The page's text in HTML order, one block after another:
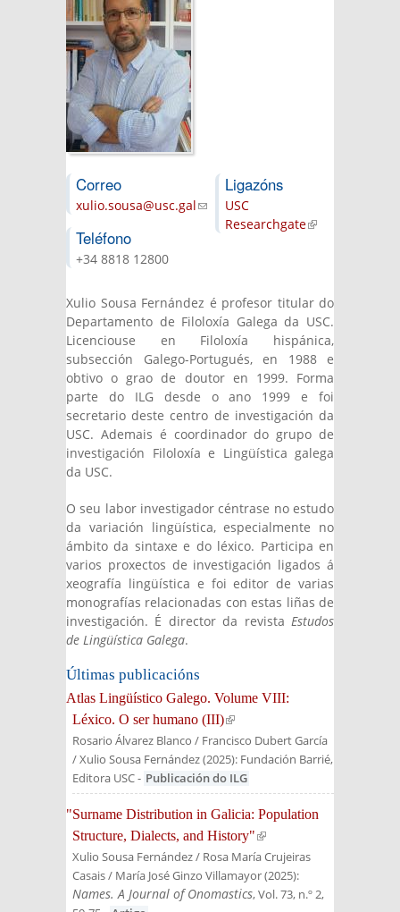
Correo
xulio.sousa@usc.gal(link sends e-mail)
Teléfono
+34 8818 12800
Ligazóns
USC
Researchgate(link is
Xulio Sousa Fernández é profesor titular do
Departamento de Filoloxía Galega da USC.
Licenciouse en Filoloxía hispánica,
subsección Galego-Portugués, en 1988 e
obtivo o grao de doutor en 1999. Forma
parte do ILG desde o ano 1999 e foi
secretario deste centro de investigación da
USC. Ademais é coordinador do grupo de
investigación Filoloxía e Lingüística galega
da USC.
O seu labor investigador céntrase no estudo
da variación lingüística, especialmente no
ámbito da sintaxe e do léxico. Participa en
varios proxectos de investigación ligados á
xeografía lingüística e foi editor de varias
monografías relacionadas con estas liñas de
investigación. É director da revista Estudos
de Lingüística Galega.
Últimas publicacións
Atlas Lingüístico Galego. Volume VIII:
Léxico. O ser humano (III)(link is external)
Rosario Álvarez Blanco / Francisco Dubert García
/ Xulio Sousa Fernández(2025): Fundación Barrié,
Editora USC- Publicación do ILG
"Surname Distribution in Galicia: Population
Structure, Dialects, and History"(link is
external)
Xulio Sousa Fernández / Rosa María Crujeiras
Casais / María José Ginzo Villamayor(2025):
Names. A Journal of Onomastics, Vol. 73, n.º 2,